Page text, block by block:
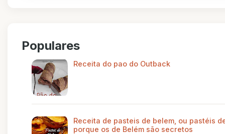
Populares
Receita do pao do Outback
Receita de pasteis de belem, ou pastéis
porque os de Belém são secretos